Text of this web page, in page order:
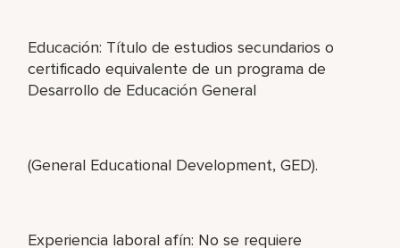
Educación: Título de estudios secundarios o
certificado equivalente de un programa de
Desarrollo de Educación General
(General Educational Development, GED).
Experiencia laboral afín: No se requiere